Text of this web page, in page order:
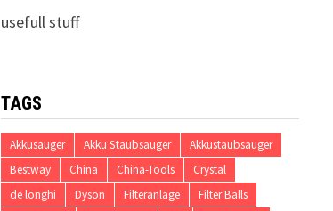
usefull stuff
TAGS
Akkusauger Akku Staubsauger
Akkustaubsauger
Bestway
China China-Tools
Crystal
de longhi
Dyson Filteranlage Filter Balls